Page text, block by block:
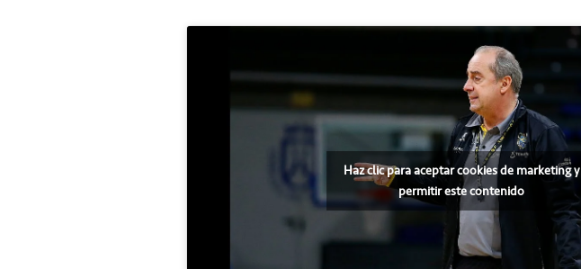
Haz clic para aceptar cookies de marketing y
permitir este contenido